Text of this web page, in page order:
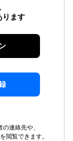
ります
連絡先や、
閲覧できます。